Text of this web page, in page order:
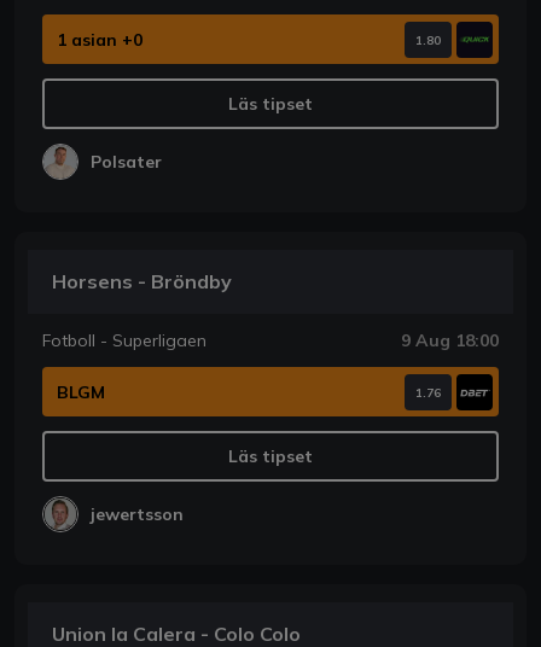
1 asian +0 1.80
Läs tipset
Polsater
Horsens - Bröndby
Fotboll - Superligaen 9 Aug 18:00
BLGM 1.76
Läs tipset
jewertsson
Union la Calera - Colo Colo